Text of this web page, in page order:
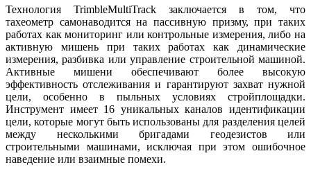
Технология TrimbleMultiTrack заключается в том, что
тахеометр самонаводится на пассивную призму, при таких
работах как мониторинг или контрольные измерения, либо на
активную мишень при таких работах как динамические
измерения, разбивка или управление строительной машиной.
Активные мишени обеспечивают более высокую
эффективность отслеживания и гарантируют захват нужной
цели, особенно в пыльных условиях стройплощадки.
Инструмент имеет 16 уникальных каналов идентификации
цели, которые могут быть использованы для разделения целей
между несколькими бригадами геодезистов или
строительными машинами, исключая при этом ошибочное
наведение или взаимные помехи.